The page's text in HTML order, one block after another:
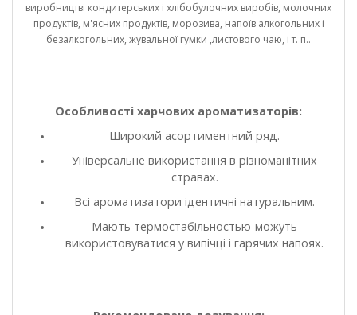
виробництві кондитерських і хлібобулочних виробів, молочних
продуктів, м'ясних продуктів, морозива, напоїв алкогольних і
безалкогольних, жувальної гумки ,листового чаю, і т. п..
Особливості харчових ароматизаторів:
Широкий асортиментний ряд.
Універсальне використання в різноманітних
стравах.
Всі ароматизатори ідентичні натуральним.
Мають термостабільностью-можуть
використовуватися у випічці і гарячих напоях.